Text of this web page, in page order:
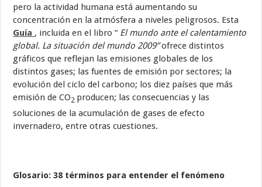
pero la actividad humana está aumentando su
concentración en la atmósfera a niveles peligrosos. Esta
Guía , incluida en el libro “El mundo ante el calentamiento
global. La situación del mundo 2009”ofrece distintos
gráficos que reflejan las emisiones globales de los
distintos gases; las fuentes de emisión por sectores; la
evolución del ciclo del carbono; los diez países que más
emisión de CO2 producen; las consecuencias y las
soluciones de la acumulación de gases de efecto
invernadero, entre otras cuestiones.
Glosario: 38 términos para entender el fenómeno